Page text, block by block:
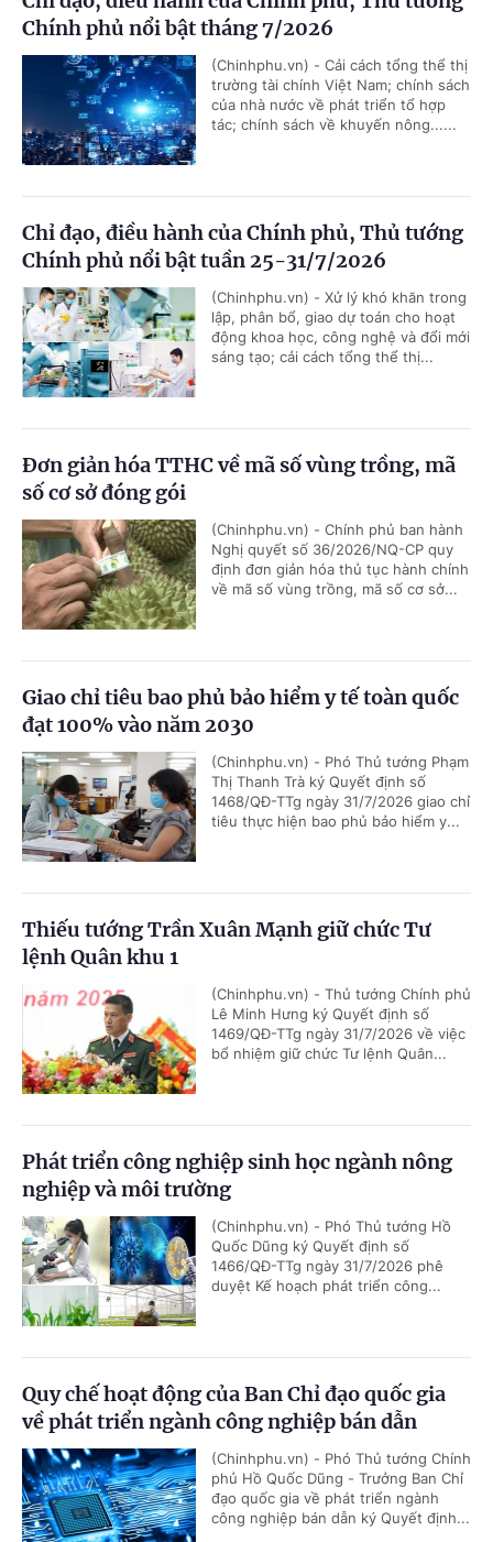
Chính phủ nổi bật tháng 7/2026
(Chinhphu.vn) - Cải cách tổng thể thị
trường tài chính Việt Nam; chính sách
của nhà nước về phát triển tổ hợp
tác; chính sách về khuyến nông......
Chỉ đạo, điều hành của Chính phủ, Thủ tướng
Chính phủ nổi bật tuần 25-31/7/2026
(Chinhphu.vn) - Xử lý khó khăn trong
lập, phân bổ, giao dự toán cho hoạt
động khoa học, công nghệ và đổi mới
sáng tạo; cải cách tổng thể thị...
Đơn giản hóa TTHC về mã số vùng trồng, mã
số cơ sở đóng gói
(Chinhphu.vn) - Chính phủ ban hành
Nghị quyết số 36/2026/NQ-CP quy
định đơn giản hóa thủ tục hành chính
về mã số vùng trồng, mã số cơ sở...
Giao chỉ tiêu bao phủ bảo hiểm y tế toàn quốc
đạt 100% vào năm 2030
(Chinhphu.vn) - Phó Thủ tướng Phạm
Thị Thanh Trà ký Quyết định số
1468/QĐ-TTg ngày 31/7/2026 giao chỉ
tiêu thực hiện bao phủ bảo hiểm y...
Thiếu tướng Trần Xuân Mạnh giữ chức Tư
lệnh Quân khu 1
(Chinhphu.vn) - Thủ tướng Chính phủ
Lê Minh Hưng ký Quyết định số
1469/QĐ-TTg ngày 31/7/2026 về việc
bổ nhiệm giữ chức Tư lệnh Quân...
Phát triển công nghiệp sinh học ngành nông
nghiệp và môi trường
(Chinhphu.vn) - Phó Thủ tướng Hồ
Quốc Dũng ký Quyết định số
1466/QĐ-TTg ngày 31/7/2026 phê
duyệt Kế hoạch phát triển công...
Quy chế hoạt động của Ban Chỉ đạo quốc gia
về phát triển ngành công nghiệp bán dẫn
(Chinhphu.vn) - Phó Thủ tướng Chính
phủ Hồ Quốc Dũng - Trưởng Ban Chỉ
đạo quốc gia về phát triển ngành
công nghiệp bán dẫn ký Quyết định...